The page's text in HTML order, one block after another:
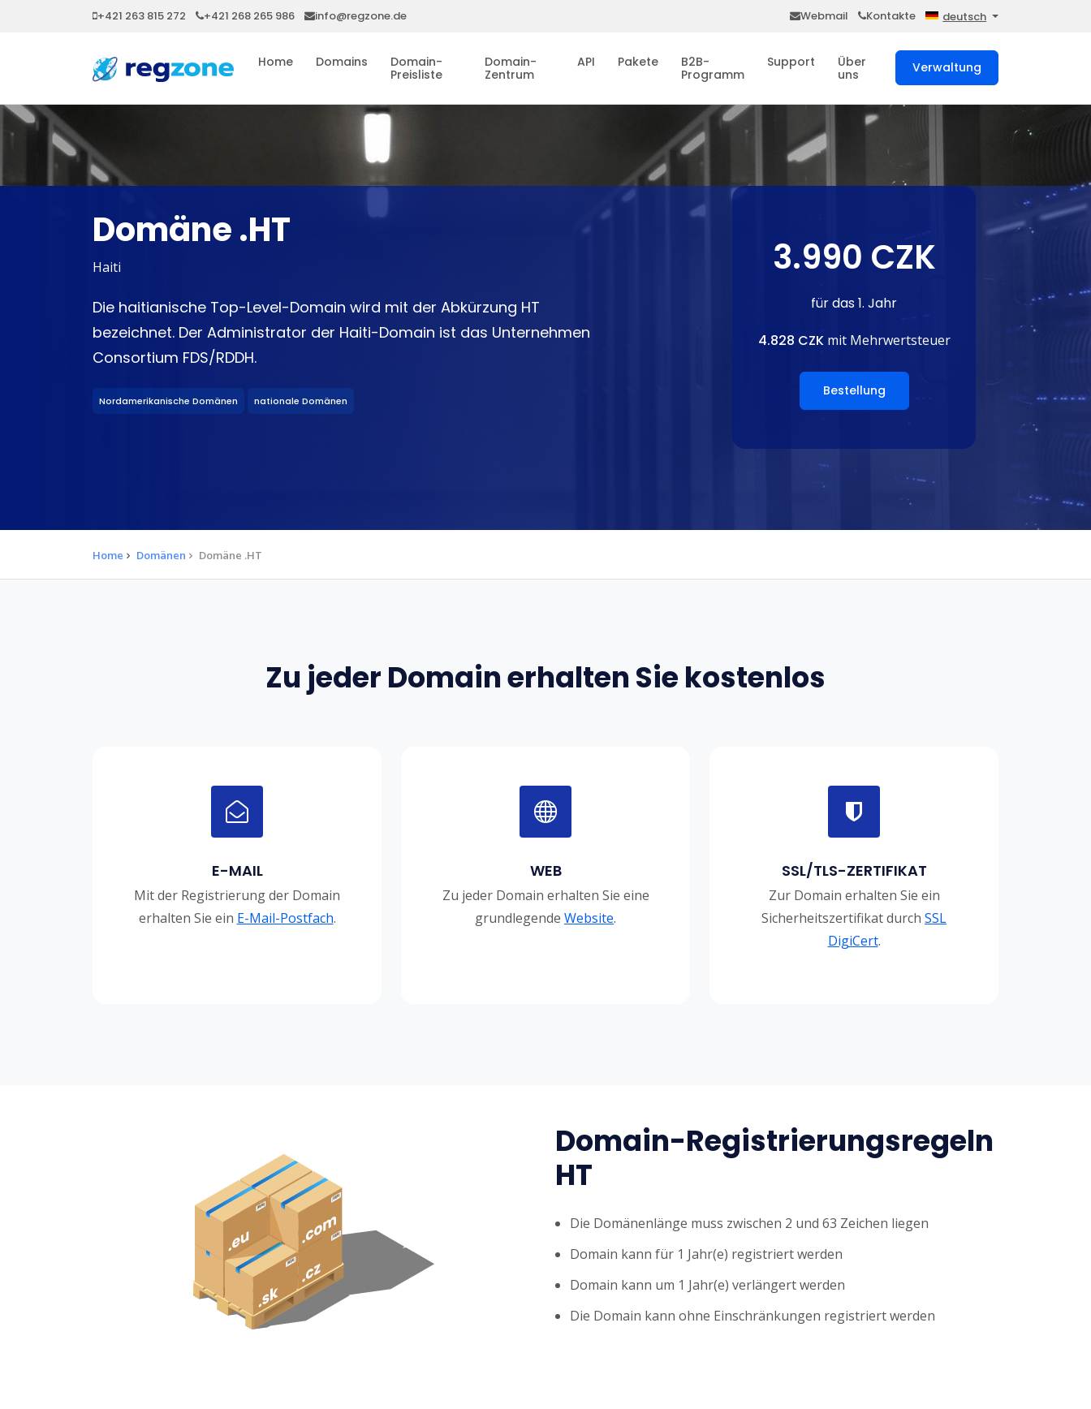
+421 263 815 272 +421 268 265 986 info@regzone.de Webmail Kontakte deutsch
Home Domains
Domain-
Preisliste
Domain-
Zentrum
API Pakete
B2B-
Programm
Support
Über
uns
Verwaltung
Domäne .HT
Haiti
Die haitianische Top-Level-Domain wird mit der Abkürzung HT
bezeichnet. Der Administrator der Haiti-Domain ist das Unternehmen
Consortium FDS/RDDH.
Nordamerikanische Domänen nationale Domänen
3.990 CZK
für das 1. Jahr
4.828 CZKmit Mehrwertsteuer
Bestellung
Home Domänen Domäne .HT
Zu jeder Domain erhalten Sie kostenlos
E-MAIL
Mit der Registrierung der Domain
erhalten Sie ein E-Mail-Postfach.
WEB
Zu jeder Domain erhalten Sie eine
grundlegende Website.
SSL/TLS-ZERTIFIKAT
Zur Domain erhalten Sie ein
Sicherheitszertifikat durch SSL
DigiCert.
Domain-Registrierungsregeln
HT
Die Domänenlänge muss zwischen 2 und 63 Zeichen liegen
Domain kann für 1 Jahr(e) registriert werden
Domain kann um 1 Jahr(e) verlängert werden
Die Domain kann ohne Einschränkungen registriert werden